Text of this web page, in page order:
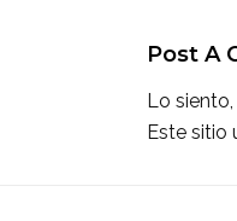
Post A
Lo
Este sitio